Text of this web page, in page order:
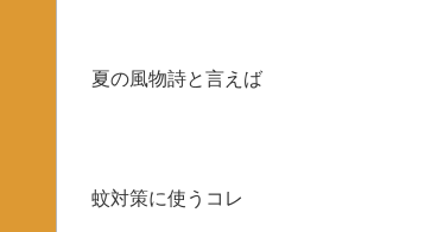
夏の風物詩と言えば
蚊対策に使うコレ